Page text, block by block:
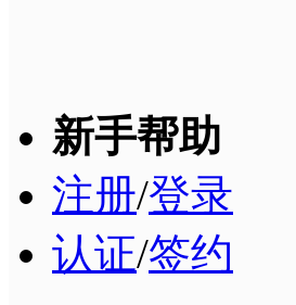
新手帮助
注册/登录
认证/签约